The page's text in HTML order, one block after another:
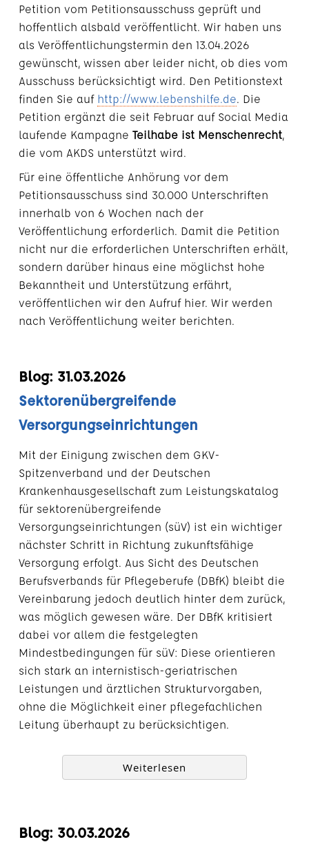
Petition vom Petitionsausschuss geprüft und
hoffentlich alsbald veröffentlicht. Wir haben uns
als Veröffentlichungstermin den 13.04.2026
gewünscht, wissen aber leider nicht, ob dies vom
Ausschuss berücksichtigt wird. Den Petitionstext
finden Sie auf http://www.lebenshilfe.de. Die
Petition ergänzt die seit Februar auf Social Media
laufende Kampagne Teilhabe ist Menschenrecht,
die vom AKDS unterstützt wird.
Für eine öffentliche Anhörung vor dem
Petitionsausschuss sind 30.000 Unterschriften
innerhalb von 6 Wochen nach der
Veröffentlichung erforderlich. Damit die Petition
nicht nur die erforderlichen Unterschriften erhält,
sondern darüber hinaus eine möglichst hohe
Bekanntheit und Unterstützung erfährt,
veröffentlichen wir den Aufruf hier. Wir werden
nach Veröffentlichung weiter berichten.
Blog: 31.03.2026
Sektorenübergreifende
Versorgungseinrichtungen
Mit der Einigung zwischen dem GKV-
Spitzenverband und der Deutschen
Krankenhausgesellschaft zum Leistungskatalog
für sektorenübergreifende
Versorgungseinrichtungen (süV) ist ein wichtiger
nächster Schritt in Richtung zukunftsfähige
Versorgung erfolgt. Aus Sicht des Deutschen
Berufsverbands für Pflegeberufe (DBfK) bleibt die
Vereinbarung jedoch deutlich hinter dem zurück,
was möglich gewesen wäre. Der DBfK kritisiert
dabei vor allem die festgelegten
Mindestbedingungen für süV: Diese orientieren
sich stark an internistisch-geriatrischen
Leistungen und ärztlichen Strukturvorgaben,
ohne die Möglichkeit einer pflegefachlichen
Leitung überhaupt zu berücksichtigen.
Weiterlesen
Blog: 30.03.2026